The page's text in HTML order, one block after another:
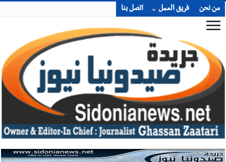
من نحن فريق العمل اتصل بنا